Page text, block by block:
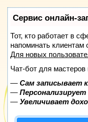
Сервис онлайн-
Тот, кто работает в
напоминать
Для новых
Чат-бот для
— Сам записывает
—
— Увеличивает